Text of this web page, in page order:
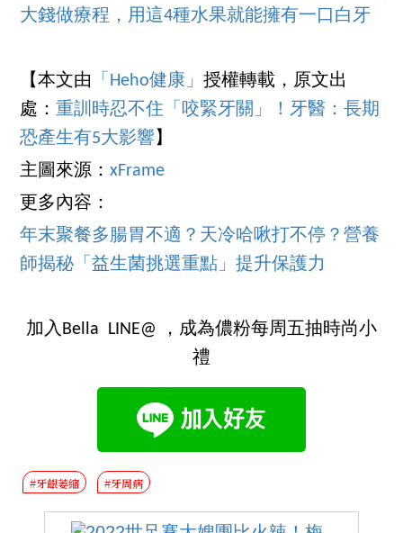
大錢做療程，用這4種水果就能擁有一口白牙
【本文由 「Heho健康」授權轉載，原文出
處：重訓時忍不住「咬緊牙關」！牙醫：長期
恐產生有5大影響 】
主圖來源：xFrame
更多內容：
年末聚餐多腸胃不適？天冷哈啾打不停？營養
師揭秘「益生菌挑選重點」提升保護力
加入Bella LINE@ ，成為儂粉每周五抽時尚小
禮
#牙齦萎縮 #牙周病